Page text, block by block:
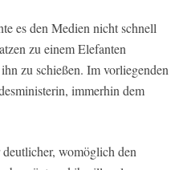
es den Medien nicht schnell
zu einem Elefanten
zu schießen. Im vorliegenden
immerhin dem
womöglich den